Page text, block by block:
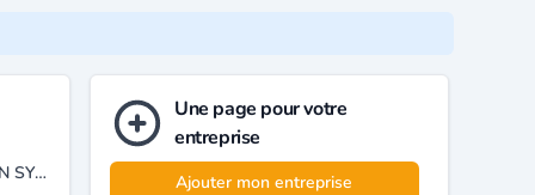
ENTREPRISE SPECIALISEE DANS LE CONSEIL EN CYBERSECURITE ET EN SYSTEMES D’INFORMATION.
Une page pour votre
entreprise
Ajouter mon entreprise